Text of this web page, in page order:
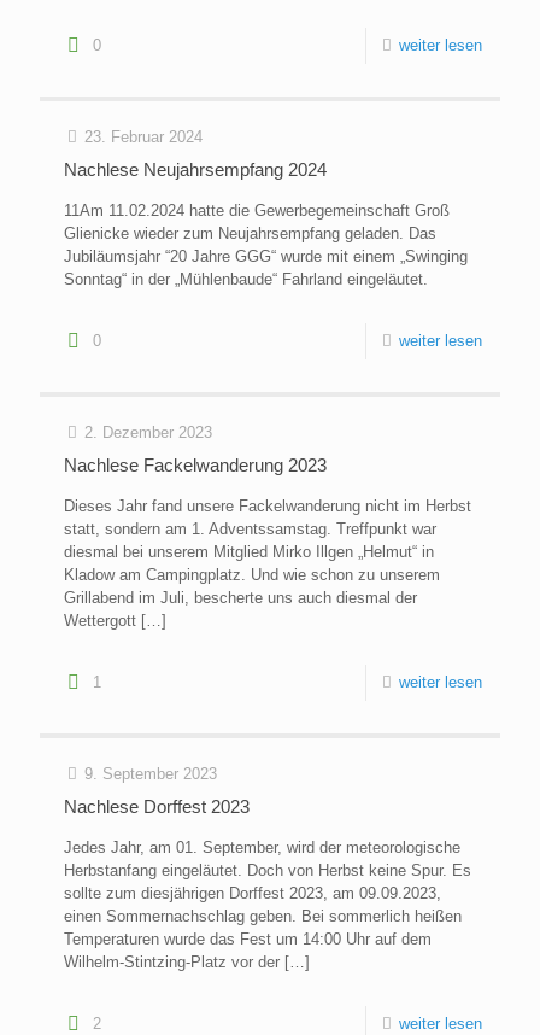
0 weiter lesen
23. Februar 2024
Nachlese Neujahrsempfang 2024
11Am 11.02.2024 hatte die Gewerbegemeinschaft Groß
Glienicke wieder zum Neujahrsempfang geladen. Das
Jubiläumsjahr “20 Jahre GGG“ wurde mit einem „Swinging
Sonntag“ in der „Mühlenbaude“ Fahrland eingeläutet.
0 weiter lesen
2. Dezember 2023
Nachlese Fackelwanderung 2023
Dieses Jahr fand unsere Fackelwanderung nicht im Herbst
statt, sondern am 1. Adventssamstag. Treffpunkt war
diesmal bei unserem Mitglied Mirko Illgen „Helmut“ in
Kladow am Campingplatz. Und wie schon zu unserem
Grillabend im Juli, bescherte uns auch diesmal der
Wettergott […]
1 weiter lesen
9. September 2023
Nachlese Dorffest 2023
Jedes Jahr, am 01. September, wird der meteorologische
Herbstanfang eingeläutet. Doch von Herbst keine Spur. Es
sollte zum diesjährigen Dorffest 2023, am 09.09.2023,
einen Sommernachschlag geben. Bei sommerlich heißen
Temperaturen wurde das Fest um 14:00 Uhr auf dem
Wilhelm-Stintzing-Platz vor der […]
2 weiter lesen